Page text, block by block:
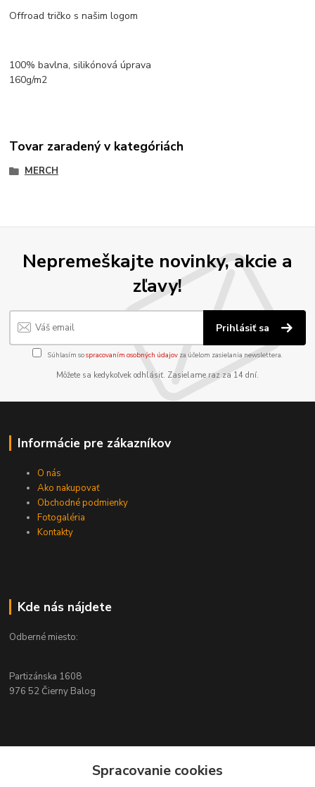
Offroad tričko s našim logom
100% bavlna, silikónová úprava
160g/m2
Tovar zaradený v kategóriách
MERCH
Nepremeškajte novinky, akcie a
zľavy!
Prihlásiť sa
Súhlasím sospracovaním osobných údajov za účelom zasielania newslettera.
Môžete sa kedykoľvek odhlásiť. Zasielame raz za 14 dní.
Informácie pre zákazníkov
O nás
Ako nakupovať
Obchodné podmienky
Fotogaléria
Kontakty
Kde nás nájdete
Odberné miesto:
Partizánska 1608
976 52 Čierny Balog
Spracovanie cookies